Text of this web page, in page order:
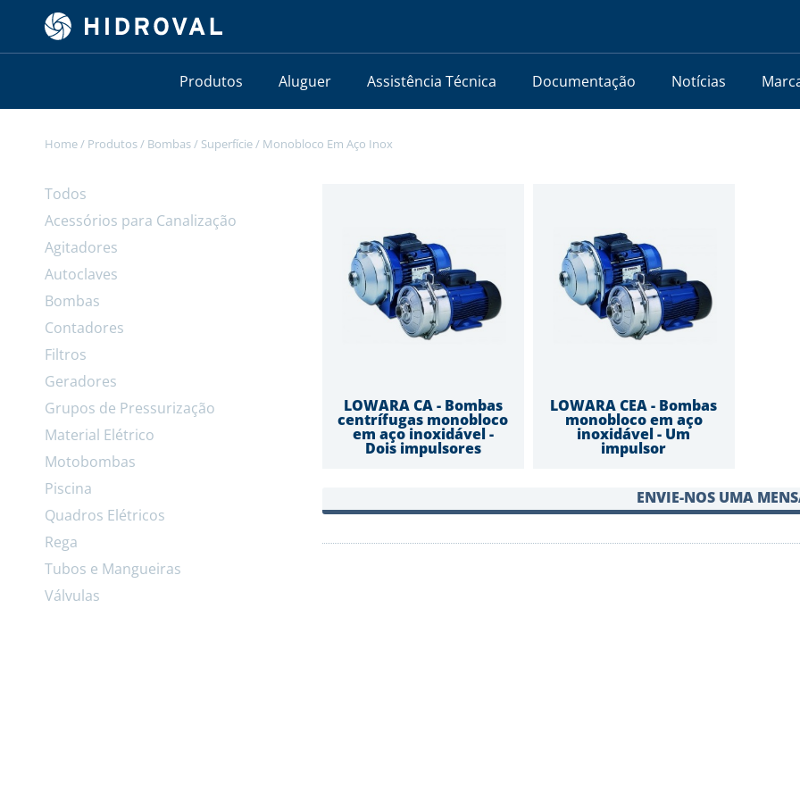
Produtos Aluguer Assistência Técnica Documentação Notícias
Home / Produtos / Bombas / Superfície / Monobloco Em Aço Inox
Todos
Acessórios para Canalização
Agitadores
Autoclaves
Bombas
Contadores
Filtros
Geradores
Grupos de Pressurização
Material Elétrico
Motobombas
Piscina
Quadros Elétricos
Rega
Tubos e Mangueiras
Válvulas
LOWARA CA - Bombas
centrífugas monobloco
em aço inoxidável -
Dois impulsores
LOWARA CEA - Bombas
monobloco em aço
inoxidável - Um
impulsor
ENVIE-NOS UMA